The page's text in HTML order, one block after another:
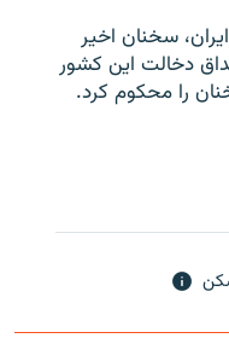
سخنان اخیر
دخالت این کشور
را محکوم کرد.